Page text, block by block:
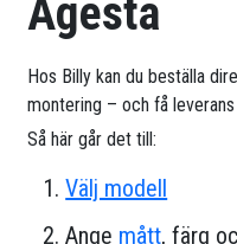
Ågesta
Hos Billy kan du beställa
montering – och få
Så här går det till:
Välj modell
Ange mått, färg